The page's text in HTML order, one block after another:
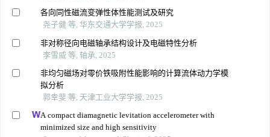
各向同性磁流变弹性体性能测试及研究
尧子健 等, 华东交通大学学报, 2025
非对称径向电磁轴承结构设计及电磁特性分析
李雪威 等, 轴承, 2025
非均匀磁场对零价铁吸附性能影响的计算流体动力学模
拟分析
郭幸斐 等, 天津工业大学学报, 2025
A compact diamagnetic levitation accelerometer with
minimized size and high sensitivity